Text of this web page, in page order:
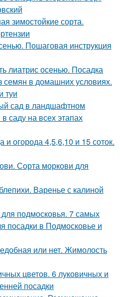
зимостойкие сорта.
Пошаговая инструкция
лиатрис осенью. Посадка
семян в домашних условиях.
туи
сад в ландшафтном
саду на всех этапах
огорода 4,5,6,10 и 15 соток.
Сорта моркови для
Варенье с калиной
подмосковья. 7 самых
посадки в Подмосковье и
или нет. Жимолость
цветов. 6 луковичных и
посадки